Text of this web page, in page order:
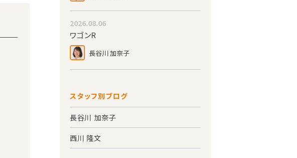
2026.08.06
ワゴンR
長谷川 加奈子
スタッフ別ブログ
長谷川 加奈子
西川 隆文